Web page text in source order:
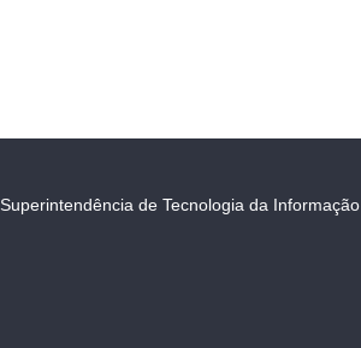
Superintendência de Tecnologia da Informação